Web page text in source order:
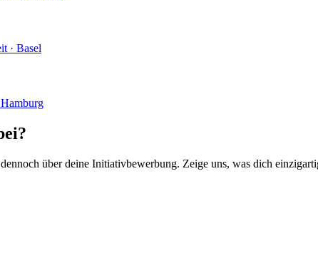
· Basel
über deine Initiativbewerbung. Zeige uns, was dich